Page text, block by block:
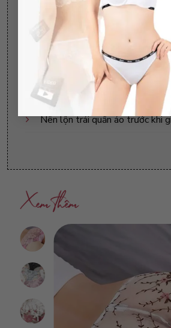
Cách vệ sinh quần lót
cấp QC1
Không sử dụng chất tẩy rửa
Không giặt bằng nước nóng,
Không phơi trực tiếp dưới ánh
Nên lộn trái quần áo trước khi